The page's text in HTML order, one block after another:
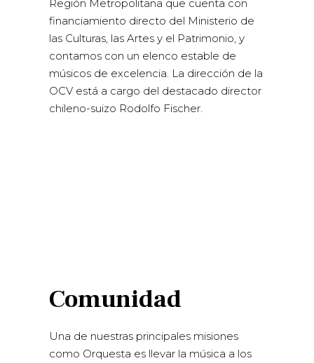
Región Metropolitana que cuenta con
financiamiento directo del Ministerio de
las Culturas, las Artes y el Patrimonio, y
contamos con un elenco estable de
músicos de excelencia. La dirección de la
OCV está a cargo del destacado director
chileno-suizo Rodolfo Fischer.
Comunidad
Una de nuestras principales misiones
como Orquesta es llevar la música a los